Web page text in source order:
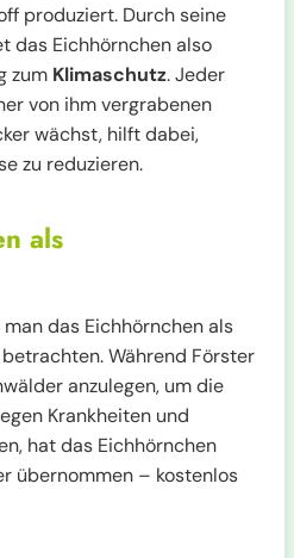
produziert. Durch seine
das Eichhörnchen also
zum Klimaschutz. Jeder
von ihm vergrabenen
wächst, hilft dabei,
zu reduzieren.
als
das Eichhörnchen als
betrachten. Während Förster
anzulegen, um die
Krankheiten und
hat das Eichhörnchen
übernommen – kostenlos